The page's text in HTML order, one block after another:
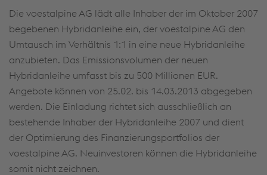
Die voestalpine AG lädt alle Inhaber der im Oktober 2007
begebenen Hybridanleihe ein, der voestalpine AG den
Umtausch im Verhältnis 1:1 in eine neue Hybridanleihe
anzubieten. Das Emissionsvolumen der neuen
Hybridanleihe umfasst bis zu 500 Millionen EUR.
Angebote können von 25.02. bis 14.03.2013 abgegeben
werden. Die Einladung richtet sich ausschließlich an
bestehende Inhaber der Hybridanleihe 2007 und dient
der Optimierung des Finanzierungsportfolios der
voestalpine AG. Neuinvestoren können die Hybridanleihe
somit nicht zeichnen.